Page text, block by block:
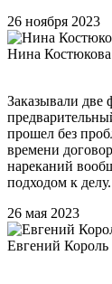
26 ноября 2023
Нина Костюкова
Заказывали две
прошел без
времени
нареканий
подходом к
26 мая 2023
Евгений Король